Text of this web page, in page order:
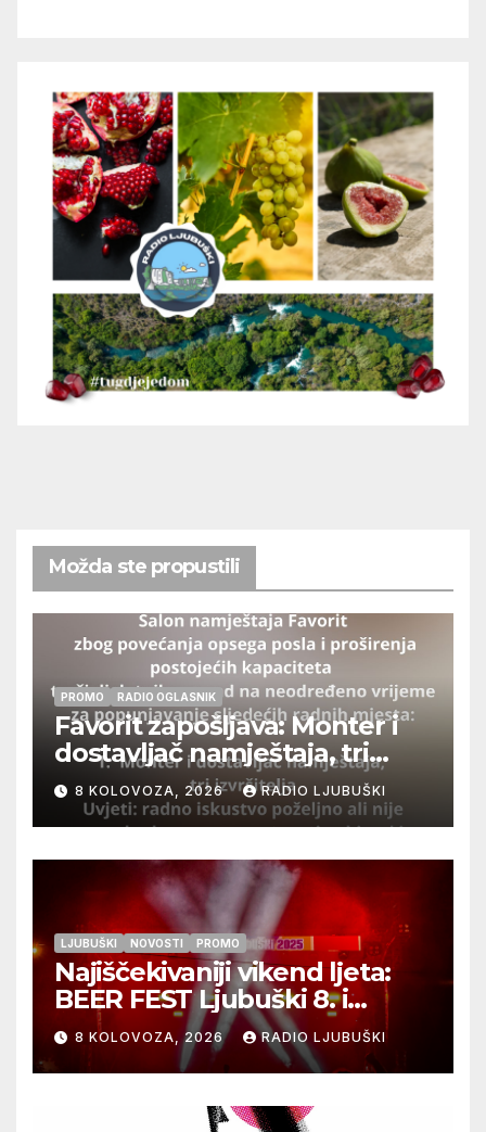
Možda ste propustili
PROMO RADIO OGLASNIK
Favorit zapošljava: Monter i
dostavljač namještaja, tri
izvršitelja
8 KOLOVOZA, 2026 RADIO LJUBUŠKI
LJUBUŠKI NOVOSTI PROMO
Najiščekivaniji vikend ljeta:
BEER FEST Ljubuški 8. i
9.kolovoza
8 KOLOVOZA, 2026 RADIO LJUBUŠKI